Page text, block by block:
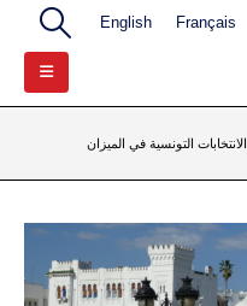
Français
English
الانتخابات التونسية في الميزان